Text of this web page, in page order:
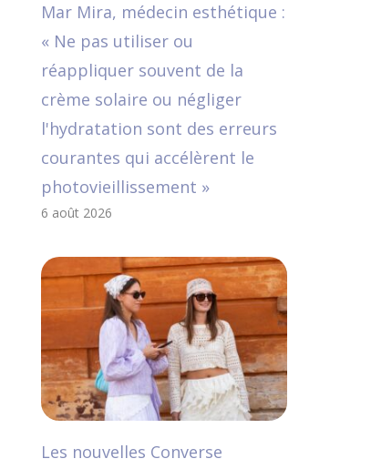
Mar Mira, médecin esthétique :
« Ne pas utiliser ou
réappliquer souvent de la
crème solaire ou négliger
l'hydratation sont des erreurs
courantes qui accélèrent le
photovieillissement »
6 août 2026
Les nouvelles Converse